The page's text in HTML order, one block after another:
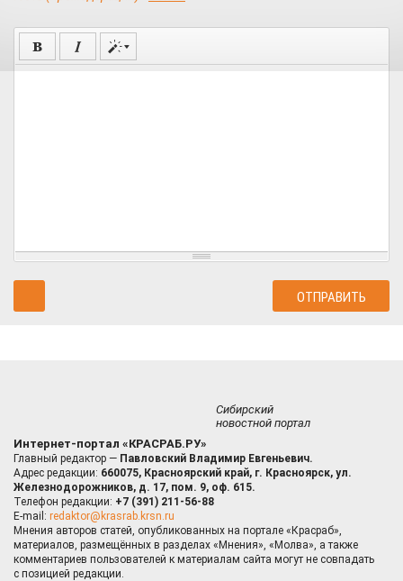
Сибирский
новостной портал
Интернет-портал «КРАСРАБ.РУ»
Главный редактор — Павловский Владимир Евгеньевич.
Адрес редакции: 660075, Красноярский край, г. Красноярск, ул.
Железнодорожников, д. 17, пом. 9, оф. 615.
Телефон редакции: +7 (391) 211-56-88
E-mail: redaktor@krasrab.krsn.ru
Мнения авторов статей, опубликованных на портале «Красраб»,
материалов, размещённых в разделах «Мнения», «Молва», а также
комментариев пользователей к материалам сайта могут не совпадать
с позицией редакции.